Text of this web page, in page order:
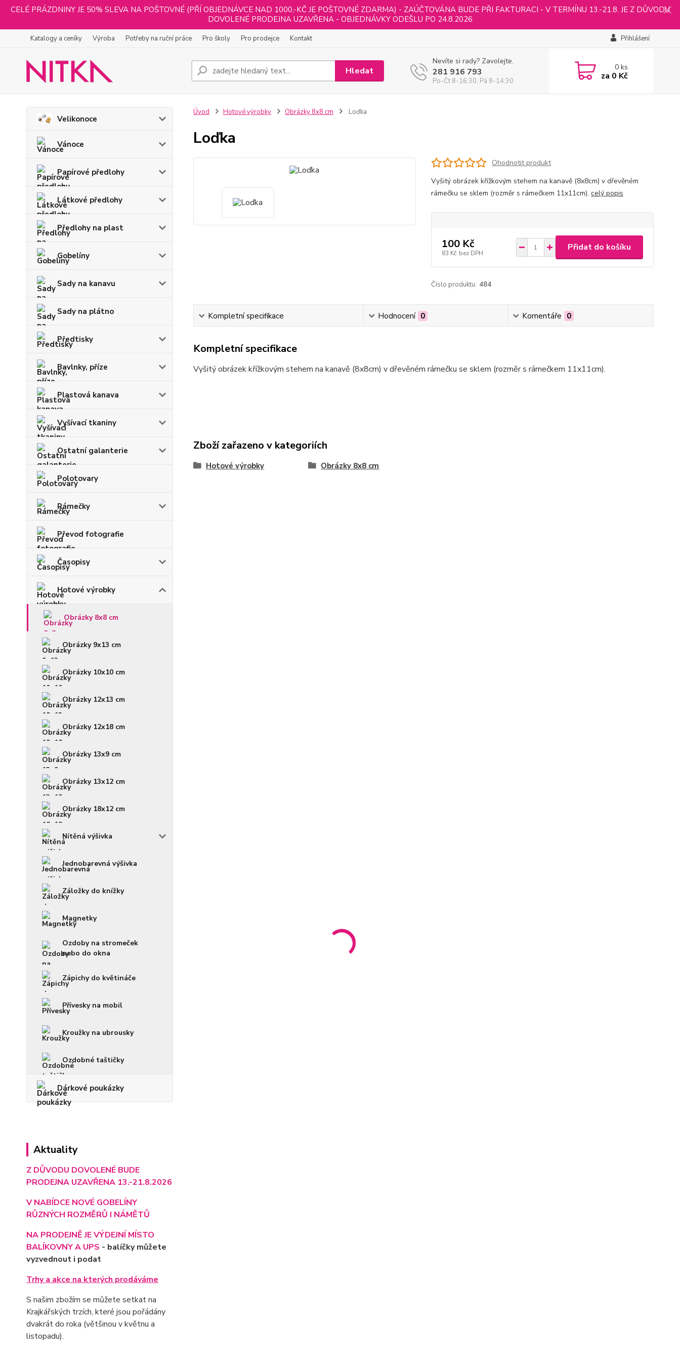
CELÉ PRÁZDNINY JE 50% SLEVA NA POŠTOVNÉ (PŘÍ OBJEDNÁVCE NAD 1000,-KČ JE POŠTOVNÉ ZDARMA) - ZAÚČTOVÁNA BUDE PŘI FAKTURACI - V TERMÍNU 13.-21.8. JE Z DŮVODU
DOVOLENÉ PRODEJNA UZAVŘENA - OBJEDNÁVKY ODEŠLU PO 24.8.2026
Katalogy a ceníky Výroba Potřeby na ruční práce Pro školy Pro prodejce Kontakt Přihlášení
Hledat
Nevíte si rady? Zavolejte.
281 916 793
Po-Čt 8-16:30, Pá 8-14:30
0ks
za 0 Kč
Velikonoce
Vánoce
Papírové předlohy
Látkové předlohy
Předlohy na plast
Gobelíny
Sady na kanavu
Sady na plátno
Předtisky
Bavlnky, příze
Plastová kanava
Vyšívací tkaniny
Ostatní galanterie
Polotovary
Rámečky
Převod fotografie
Časopisy
Hotové výrobky
Obrázky 8x8 cm
Obrázky 9x13 cm
Obrázky 10x10 cm
Obrázky 12x13 cm
Obrázky 12x18 cm
Obrázky 13x9 cm
Obrázky 13x12 cm
Obrázky 18x12 cm
Nítěná výšivka
Jednobarevná výšivka
Záložky do knížky
Magnetky
Ozdoby na stromeček
nebo do okna
Zápichy do květináče
Přívesky na mobil
Kroužky na ubrousky
Ozdobné taštičky
Dárkové poukázky
Aktuality
Z DŮVODU DOVOLENÉ BUDE
PRODEJNA UZAVŘENA 13.-21.8.2026
V NABÍDCE NOVÉ GOBELÍNY
RŮZNÝCH ROZMĚRŮ I NÁMĚTŮ
NA PRODEJNĚ JE VÝDEJNÍ MÍSTO
BALÍKOVNY A UPS - balíčky můžete
vyzvednout i podat
Trhy a akce na kterých prodáváme
S našim zbožím se můžete setkat na
Krajkářských trzích, které jsou pořádány
dvakrát do roka (většinou v květnu a
listopadu).
Úvod Hotové výrobky Obrázky 8x8 cm Loďka
Loďka
Ohodnotit produkt
Vyšitý obrázek křížkovým stehem na kanavě (8x8cm) v dřevěném
rámečku se sklem (rozměr s rámečkem 11x11cm). celý popis
100 Kč
83 Kč bez DPH
Přidat do košíku
Číslo produktu: 484
Kompletní specifikace Hodnocení 0 Komentáře 0
Kompletní specifikace
Vyšitý obrázek křížkovým stehem na kanavě (8x8cm) v dřevěném rámečku se sklem (rozměr s rámečkem 11x11cm).
Zboží zařazeno v kategoriích
Hotové výrobky Obrázky 8x8 cm